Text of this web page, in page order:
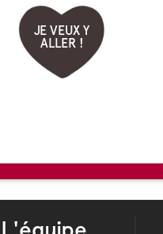
JE VEUX Y
ALLER !